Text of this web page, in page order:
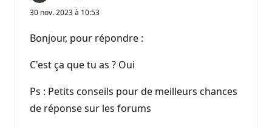
30 nov. 2023 à 10:53
Bonjour, pour répondre :
C'est ça que tu as ? Oui
Ps : Petits conseils pour de meilleurs chances
de réponse sur les forums